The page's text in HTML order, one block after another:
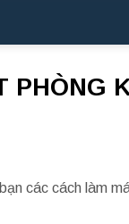
PHÒNG
các cách làm